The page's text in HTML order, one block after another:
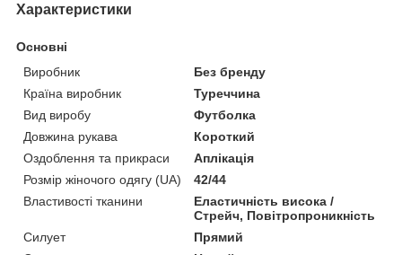
Характеристики
Основні
Виробник
Без бренду
Країна виробник
Туреччина
Вид виробу
Футболка
Довжина рукава
Короткий
Оздоблення та прикраси
Аплікація
Розмір жіночого одягу (UA)
42/44
Властивості тканини
Еластичність висока /
Стрейч, Повітропроникність
Силует
Прямий